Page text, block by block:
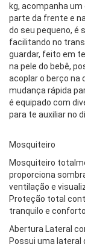
kg, acompanha
parte da frente e
do seu pequeno, é
facilitando no
guardar, feito em
na pele do bebê,
acoplar o berço na
mudança rápida
é equipado com
para te auxiliar no
Mosquiteiro
Mosquiteiro
proporciona
ventilação e
Proteção total
tranquilo e conforto
Abertura Lateral
Possui uma lateral